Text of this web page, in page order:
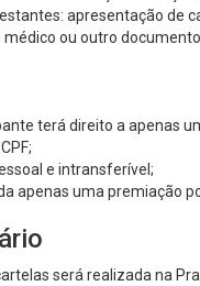
apresentação de
médico ou outro
terá direito a apenas
e intransferível;
apenas uma premiação
será realizada na